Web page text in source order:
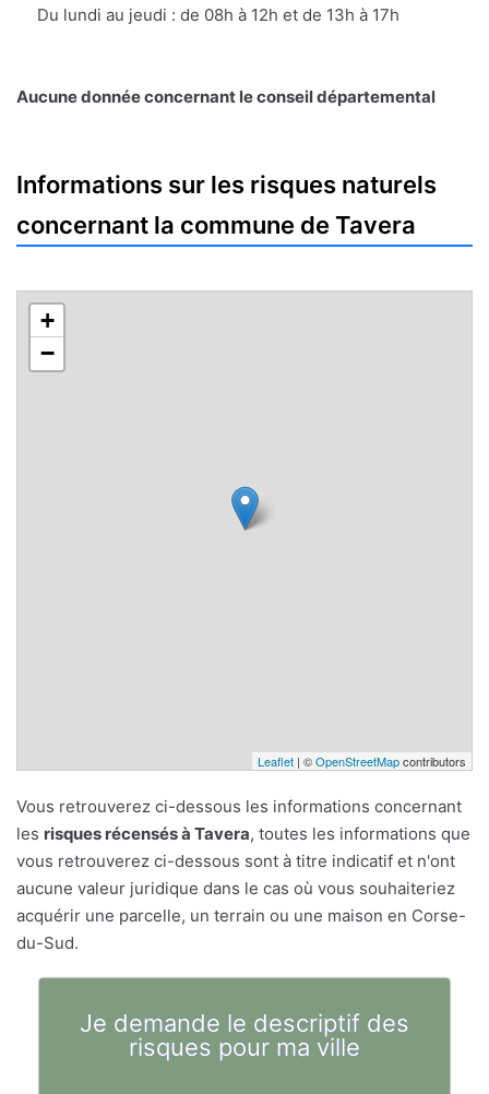
Du lundi au jeudi : de 08h à 12h et de 13h à 17h
Aucune donnée concernant le conseil départemental
Informations sur les risques naturels
concernant la commune de Tavera
+
−
Leaflet | ©OpenStreetMapcontributors
Vous retrouverez ci-dessous les informations concernant
les risques récensés à Tavera, toutes les informations que
vous retrouverez ci-dessous sont à titre indicatif et n'ont
aucune valeur juridique dans le cas où vous souhaiteriez
acquérir une parcelle, un terrain ou une maison en Corse-
du-Sud.
Je demande le descriptif des
risques pour ma ville